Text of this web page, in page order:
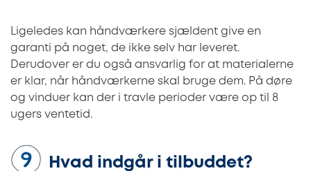
Ligeledes kan håndværkere sjældent give en
garanti på noget, de ikke selv har leveret.
Derudover er du også ansvarlig for at materialerne
er klar, når håndværkerne skal bruge dem. På døre
og vinduer kan der i travle perioder være op til 8
ugers ventetid.
Hvad indgår i tilbuddet?